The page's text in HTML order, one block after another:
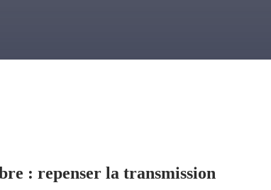
: repenser la transmission